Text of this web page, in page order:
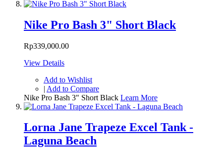
Nike Pro Bash 3" Short Black
Rp339,000.00
View Details
Add to Wishlist
| Add to Compare
Nike Pro Bash 3" Short Black Learn More
Lorna Jane Trapeze Excel Tank -
Laguna Beach